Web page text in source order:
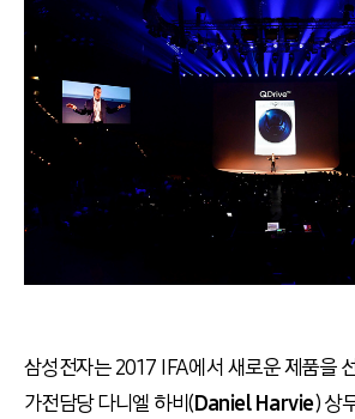
삼성전자는 2017 IFA에서 새로운 제품을
가전담당 다니엘 하비(Daniel Harvie) 상